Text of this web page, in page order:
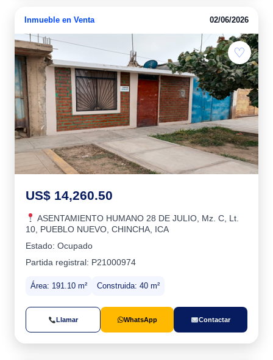
Inmueble en Venta 02/06/2026
♡
US$ 14,260.50
ASENTAMIENTO HUMANO 28 DE JULIO, Mz. C, Lt.
10, PUEBLO NUEVO, CHINCHA, ICA
Estado: Ocupado
Partida registral: P21000974
Área: 191.10 m² Construida: 40 m²
Llamar WhatsApp Contactar